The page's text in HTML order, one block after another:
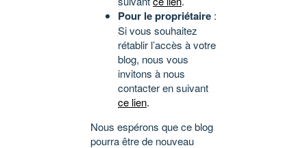
Pour le propriétaire :
Si vous souhaitez
rétablir l’accès à votre
blog, nous vous
invitons à nous
contacter en suivant
ce lien.
Nous espérons que ce blog
pourra être de nouveau